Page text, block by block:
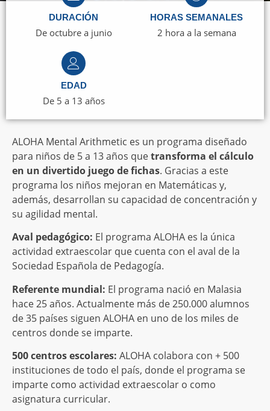
DURACIÓN
De octubre a junio
HORAS SEMANALES
2 hora a la semana
EDAD
De 5 a 13 años
ALOHA Mental Arithmetic es un programa diseñado
para niños de 5 a 13 años quetransforma el cálculo
en un divertido juego de fichas. Gracias a este
programa los niños mejoran en Matemáticas y,
además, desarrollan su capacidad de concentración y
su agilidad mental.
Aval pedagógico: El programa ALOHA es la única
actividad extraescolar que cuenta con el aval de la
Sociedad Española de Pedagogía.
Referente mundial: El programa nació en Malasia
hace 25 años. Actualmente más de 250.000 alumnos
de 35 países siguen ALOHA en uno de los miles de
centros donde se imparte.
500 centros escolares: ALOHA colabora con + 500
instituciones de todo el país, donde el programa se
imparte como actividad extraescolar o como
asignatura curricular.